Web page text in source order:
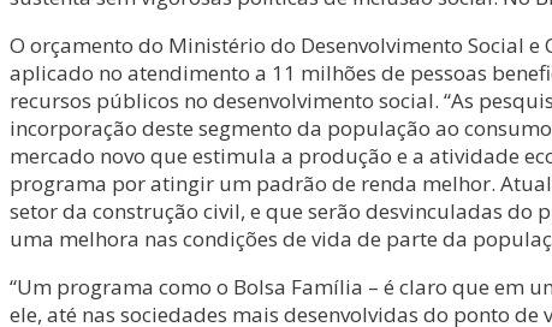
O orçamento do Ministério do Desenvolvimento Social e
aplicado no atendimento a 11 milhões de pessoas
recursos públicos no desenvolvimento social. “As
incorporação deste segmento da população ao
mercado novo que estimula a produção e a atividade
programa por atingir um padrão de renda melhor.
setor da construção civil, e que serão desvinculadas
uma melhora nas condições de vida de parte da
“Um programa como o Bolsa Família – é claro que em
ele, até nas sociedades mais desenvolvidas do ponto